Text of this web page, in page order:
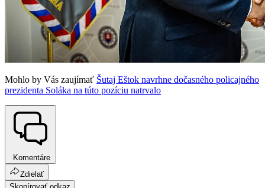
Mohlo by Vás zaujímať Šutaj Eštok navrhne dočasného policajného
prezidenta Soláka na túto pozíciu natrvalo
Komentáre
Zdielať